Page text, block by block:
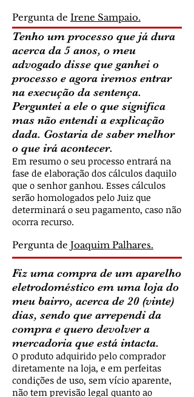
Pergunta de Irene Sampaio.
Tenho um processo que já dura
acerca da 5 anos, o meu
advogado disse que ganhei o
processo e agora iremos entrar
na execução da sentença.
Perguntei a ele o que significa
mas não entendi a explicação
dada. Gostaria de saber melhor
o que irá acontecer.
Em resumo o seu processo entrará na
fase de elaboração dos cálculos daquilo
que o senhor ganhou. Esses cálculos
serão homologados pelo Juiz que
determinará o seu pagamento, caso não
ocorra recurso.
Pergunta de Joaquim Palhares.
Fiz uma compra de um aparelho
eletrodoméstico em uma loja do
meu bairro, acerca de 20 (vinte)
dias, sendo que arrependi da
compra e quero devolver a
mercadoria que está intacta.
O produto adquirido pelo comprador
diretamente na loja, e em perfeitas
condições de uso, sem vício aparente,
não tem previsão legal quanto ao